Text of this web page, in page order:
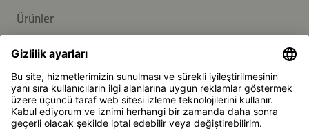
Ürünler
Kikkoman Grup
Sürdürülebilirlik
DESTEK